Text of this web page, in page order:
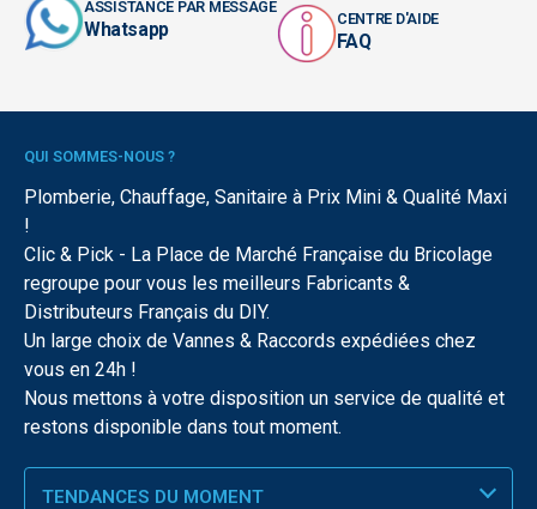
ASSISTANCE PAR MESSAGE
Whatsapp CENTRE D'AIDE
FAQ
QUI SOMMES-NOUS ?
Plomberie, Chauffage, Sanitaire à Prix Mini & Qualité Maxi
!
Clic & Pick - La Place de Marché Française du Bricolage
regroupe pour vous les meilleurs Fabricants &
Distributeurs Français du DIY.
Un large choix de Vannes & Raccords expédiées chez
vous en 24h !
Nous mettons à votre disposition un service de qualité et
restons disponible dans tout moment.
TENDANCES DU MOMENT